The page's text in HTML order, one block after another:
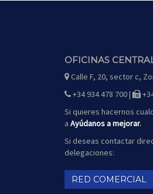
OFICINAS
icono
mapa
Calle F, 20, sector c,
icono
teléfono
+34 934 478 700 |
fax
Si quieres hacernos
aAyúdanos a mejorar.
Si deseas contactar
delegaciones:
RED COMERCIAL